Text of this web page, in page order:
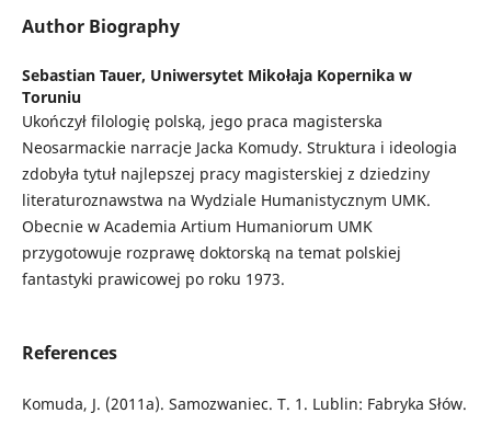
Author Biography
Sebastian Tauer, Uniwersytet Mikołaja Kopernika w
Toruniu
Ukończył filologię polską, jego praca magisterska
Neosarmackie narracje Jacka Komudy. Struktura i ideologia
zdobyła tytuł najlepszej pracy magisterskiej z dziedziny
literaturoznawstwa na Wydziale Humanistycznym UMK.
Obecnie w Academia Artium Humaniorum UMK
przygotowuje rozprawę doktorską na temat polskiej
fantastyki prawicowej po roku 1973.
References
Komuda, J. (2011a). Samozwaniec. T. 1. Lublin: Fabryka Słów.